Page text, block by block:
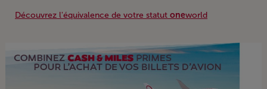
Découvrez l'équivalence de votre statut oneworld